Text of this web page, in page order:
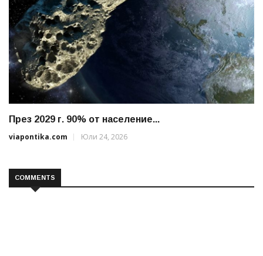
През 2029 г. 90% от население...
viapontika.com
Юли 24, 2026
COMMENTS